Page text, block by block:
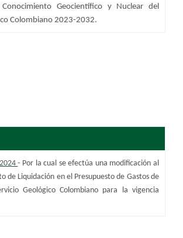
Conocimiento Geocientífico y Nuclear del
Colombiano 2023-2032.
- Por la cual se efectúa una modificación al
de Liquidación en el Presupuesto de Gastos de
Geológico Colombiano para la vigencia